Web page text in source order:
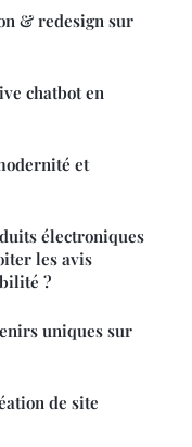
& redesign sur
chatbot en
et
électroniques
les avis
?
uniques sur
de site